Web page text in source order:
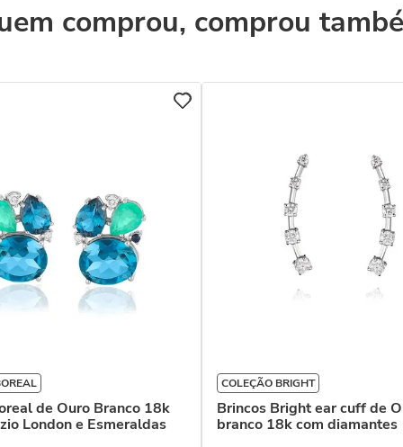
comprou, comprou
de Ouro Branco 18k
London e Esmeraldas
COLEÇÃO BRIGHT
Brincos Bright ear cuff de
branco 18k com diamantes